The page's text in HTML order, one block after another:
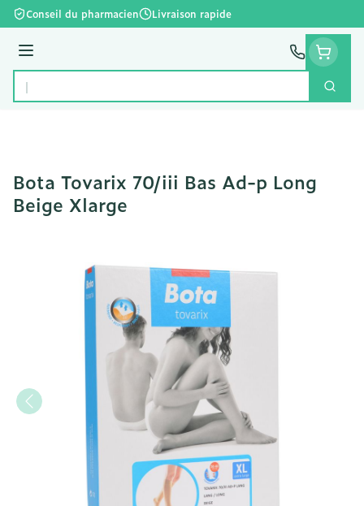
Aller au contenu
Conseil du pharmacien Livraison rapide
Menu
Rechercher
Bota Tovarix 70/iii Bas Ad-p Long
Beige Xlarge